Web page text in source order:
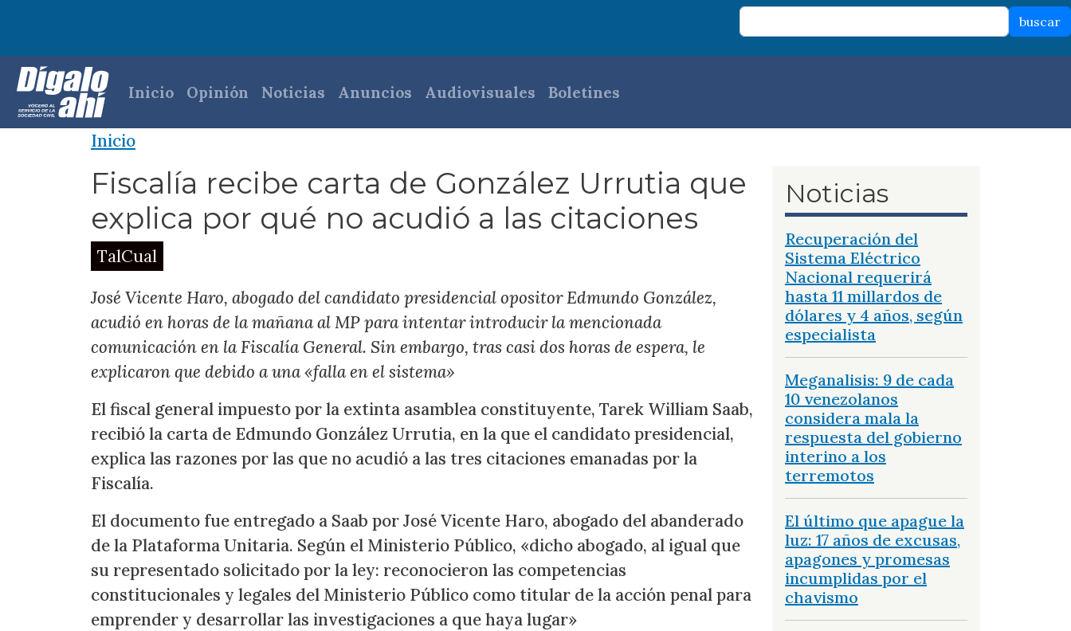
buscar
Navegación principal
Inicio Opinión Noticias Anuncios Audiovisuales Boletines
Inicio
Fiscalía recibe carta de González Urrutia que
explica por qué no acudió a las citaciones
TalCual
José Vicente Haro, abogado del candidato presidencial opositor Edmundo González,
acudió en horas de la mañana al MP para intentar introducir la mencionada
comunicación en la Fiscalía General. Sin embargo, tras casi dos horas de espera, le
explicaron que debido a una «falla en el sistema»
El fiscal general impuesto por la extinta asamblea constituyente, Tarek William Saab,
recibió la carta de Edmundo González Urrutia, en la que el candidato presidencial,
explica las razones por las que no acudió a las tres citaciones emanadas por la
Fiscalía.
El documento fue entregado a Saab por José Vicente Haro, abogado del abanderado
de la Plataforma Unitaria. Según el Ministerio Público, «dicho abogado, al igual que
su representado solicitado por la ley: reconocieron las competencias
constitucionales y legales del Ministerio Público como titular de la acción penal para
emprender y desarrollar las investigaciones a que haya lugar»
Noticias
Recuperación del
Sistema Eléctrico
Nacional requerirá
hasta 11 millardos de
dólares y 4 años, según
especialista
Meganalisis: 9 de cada
10 venezolanos
considera mala la
respuesta del gobierno
interino a los
terremotos
El último que apague la
luz: 17 años de excusas,
apagones y promesas
incumplidas por el
chavismo